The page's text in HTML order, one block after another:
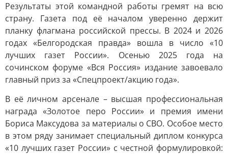
Результаты этой командной работы гремят на всю
страну. Газета под её началом уверенно держит
планку флагмана российской прессы. В 2024 и 2026
годах «Белгородская правда» вошла в число «10
лучших газет России». Осенью 2025 года на
сочинском форуме «Вся Россия» издание завоевало
главный приз за «Спецпроект/акцию года».
В её личном арсенале – высшая профессиональная
награда «Золотое перо России» и премия имени
Бориса Максудова за материалы о СВО. Особое место
в этом ряду занимает специальный диплом конкурса
«10 лучших газет России» с честной формулировкой: